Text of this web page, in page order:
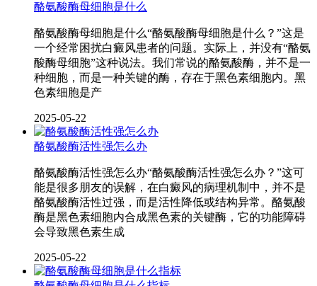
酪氨酸酶母细胞是什么
酪氨酸酶母细胞是什么“酪氨酸酶母细胞是什么？”这是
一个经常困扰白癜风患者的问题。实际上，并没有“酪氨
酸酶母细胞”这种说法。我们常说的酪氨酸酶，并不是一
种细胞，而是一种关键的酶，存在于黑色素细胞内。黑
色素细胞是产
2025-05-22
酪氨酸酶活性强怎么办
酪氨酸酶活性强怎么办“酪氨酸酶活性强怎么办？”这可
能是很多朋友的误解，在白癜风的病理机制中，并不是
酪氨酸酶活性过强，而是活性降低或结构异常。酪氨酸
酶是黑色素细胞内合成黑色素的关键酶，它的功能障碍
会导致黑色素生成
2025-05-22